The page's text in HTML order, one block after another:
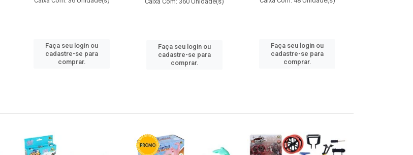
Faça seu login ou
cadastre-se para
comprar.
Faça seu login ou
cadastre-se para
comprar.
Faça seu login ou
cadastre-se para
comprar.